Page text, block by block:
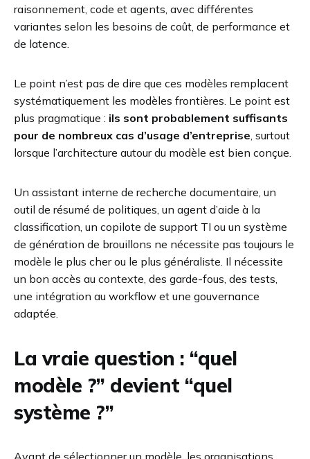
raisonnement, code et agents, avec différentes
variantes selon les besoins de coût, de performance et
de latence.
Le point n’est pas de dire que ces modèles remplacent
systématiquement les modèles frontières. Le point est
plus pragmatique : ils sont probablement suffisants
pour de nombreux cas d’usage d’entreprise, surtout
lorsque l’architecture autour du modèle est bien conçue.
Un assistant interne de recherche documentaire, un
outil de résumé de politiques, un agent d’aide à la
classification, un copilote de support TI ou un système
de génération de brouillons ne nécessite pas toujours le
modèle le plus cher ou le plus généraliste. Il nécessite
un bon accès au contexte, des garde-fous, des tests,
une intégration au workflow et une gouvernance
adaptée.
La vraie question : “quel
modèle ?” devient “quel
système ?”